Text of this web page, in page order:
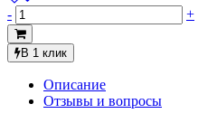
- +
В 1 клик
Описание
Отзывы и вопросы